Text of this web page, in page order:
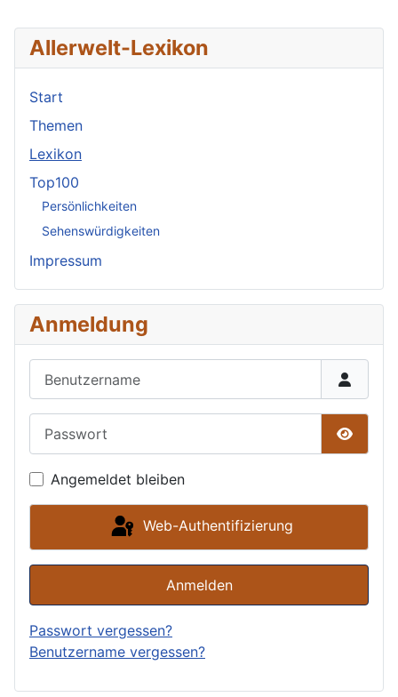
Allerwelt-Lexikon
Start
Themen
Lexikon
Top100
Persönlichkeiten
Sehenswürdigkeiten
Impressum
Anmeldung
Angemeldet bleiben
Web-Authentifizierung
Anmelden
Passwort vergessen?
Benutzername vergessen?